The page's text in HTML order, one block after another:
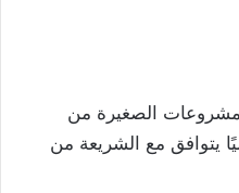
الصغيرة من
يتوافق مع الشريعة من